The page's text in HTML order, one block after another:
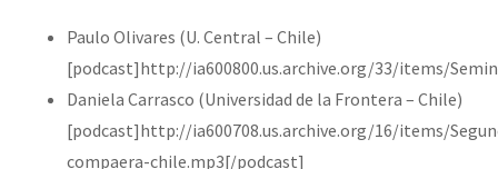
Paulo Olivares (U. Central – Chile)
[podcast]http://ia600800.us.archive.org/33/items/
Daniela Carrasco (Universidad de la Frontera – Chile)
[podcast]http://ia600708.us.archive.org/16/items/
compaera-chile.mp3[/podcast]